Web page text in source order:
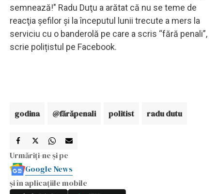
semnează!" Radu Duţu a arătat că nu se teme de
reacţia şefilor şi la începutul lunii trecute a mers la
serviciu cu o banderolă pe care a scris “fără penali”,
scrie polițistul pe Facebook.
godina @fărăpenali politist radu dutu
Urmăriți-ne și pe
Google News
și în aplicațiile mobile